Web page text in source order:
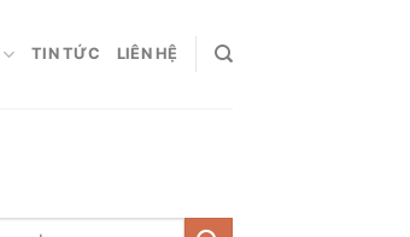
TIN TỨC LIÊN HỆ